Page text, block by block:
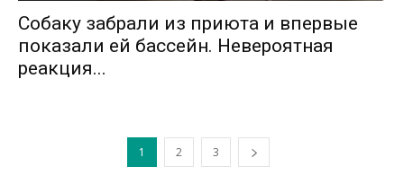
Собаку забрали из приюта и впервые
показали ей бассейн. Невероятная
реакция...
1 2 3